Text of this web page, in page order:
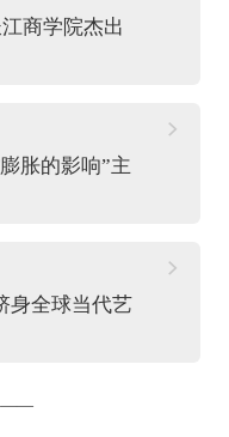
商学院杰出
胀的影响”主
身全球当代艺
——